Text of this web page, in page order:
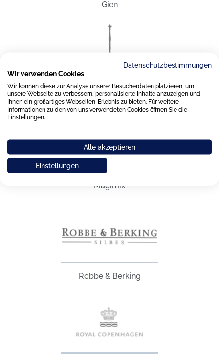
Gien
KPM Berlin
Magimix
Robbe & Berking
Datenschutzbestimmungen
Wir verwenden Cookies
Wir können diese zur Analyse unserer Besucherdaten platzieren, um
unsere Webseite zu verbessern, personalisierte Inhalte anzuzeigen und
Ihnen ein großartiges Webseiten-Erlebnis zu bieten. Für weitere
Informationen zu den von uns verwendeten Cookies öffnen Sie die
Einstellungen.
Alle akzeptieren
Einstellungen